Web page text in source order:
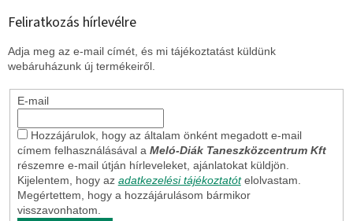
Feliratkozás hírlevélre
Adja meg az e-mail címét, és mi tájékoztatást küldünk
webáruházunk új termékeiről.
E-mail
Hozzájárulok, hogy az általam önként megadott e-mail
címem felhasználásával a Meló-Diák Taneszközcentrum Kft
részemre e-mail útján hírleveleket, ajánlatokat küldjön.
Kijelentem, hogy az adatkezelési tájékoztatót elolvastam.
Megértettem, hogy a hozzájárulásom bármikor
visszavonhatom.